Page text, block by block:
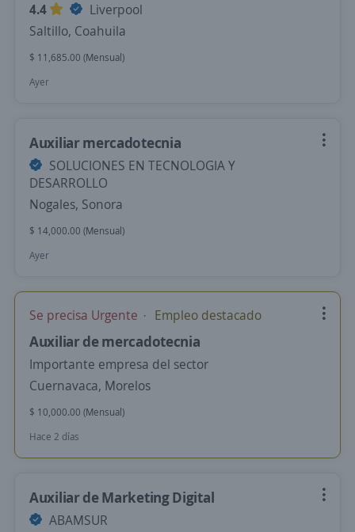
4.4
Liverpool
Saltillo, Coahuila
$ 11,685.00 (Mensual)
Ayer
Auxiliar mercadotecnia
SOLUCIONES EN TECNOLOGIA Y
DESARROLLO
Nogales, Sonora
$ 14,000.00 (Mensual)
Ayer
Se precisa Urgente Empleo destacado
Auxiliar de mercadotecnia
Importante empresa del sector
Cuernavaca, Morelos
$ 10,000.00 (Mensual)
Hace 2 días
Auxiliar de Marketing Digital
ABAMSUR